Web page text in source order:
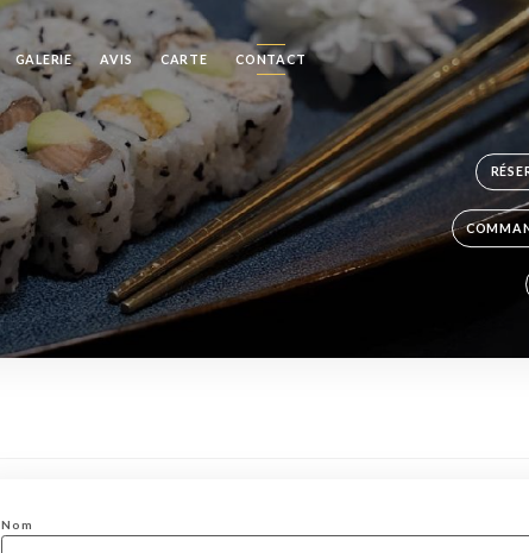
GALERIE AVIS CARTE CONTACT
Nom